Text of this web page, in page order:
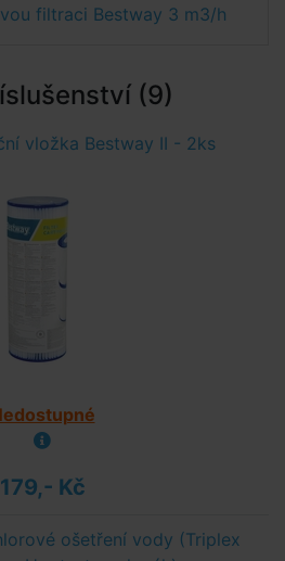
filtraci Bestway 3 m3/h
(9)
vložka Bestway II - 2ks
179,- Kč
ošetření vody (Triplex